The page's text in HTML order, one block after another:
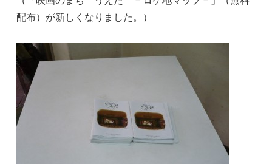
配布）が新しくなりました。）